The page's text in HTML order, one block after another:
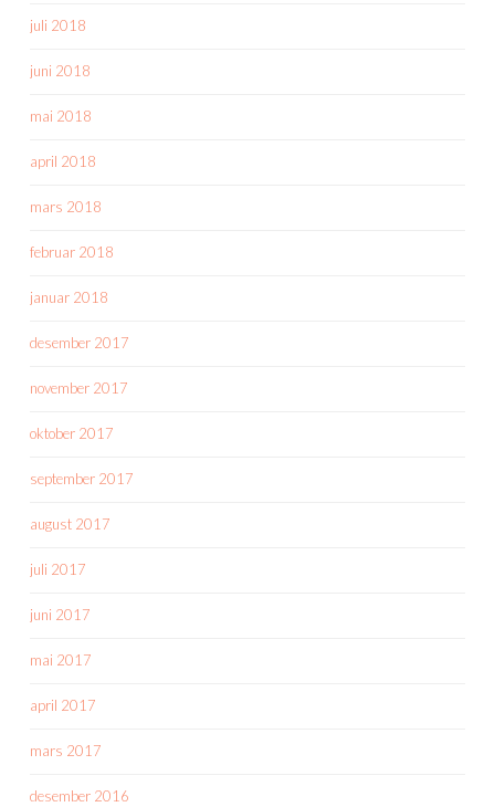
juli 2018
juni 2018
mai 2018
april 2018
mars 2018
februar 2018
januar 2018
desember 2017
november 2017
oktober 2017
september 2017
august 2017
juli 2017
juni 2017
mai 2017
april 2017
mars 2017
desember 2016